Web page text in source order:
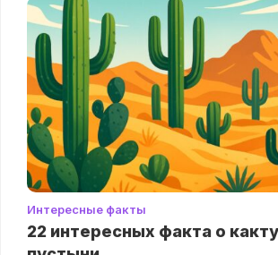
Интересные факты
22 интересных факта о